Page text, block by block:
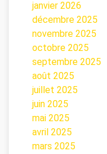
janvier 2026
décembre 2025
novembre 2025
octobre 2025
septembre 2025
août 2025
juillet 2025
juin 2025
mai 2025
avril 2025
mars 2025